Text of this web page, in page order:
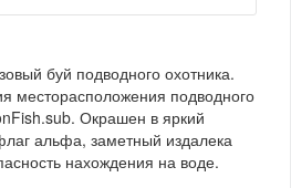
буй подводного охотника.
месторасположения подводного
Окрашен в яркий
альфа, заметный издалека
нахождения на воде.